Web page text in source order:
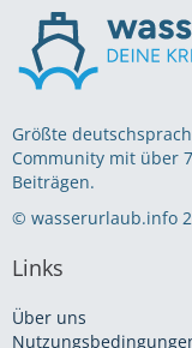
Größte
Community mit über
Beiträgen.
© wasserurlaub.info
Links
Über uns